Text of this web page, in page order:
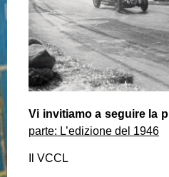
Vi invitiamo a seguire la
parte: L’edizione del 1946
Il VCCL